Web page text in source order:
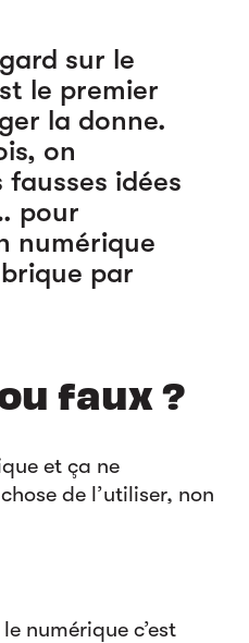
sur le
le premier
la donne.
on
idées
pour
numérique
par
faux ?
et ça ne
de l’utiliser, non
numérique c’est